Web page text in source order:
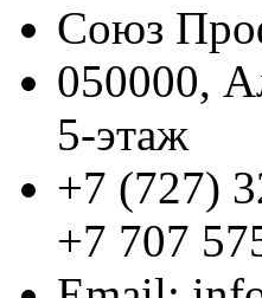
Союз
050000,
5-этаж
+7 (727)
+7 707